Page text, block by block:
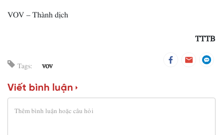
VOV – Thành dịch
TTTB
Tags: vov
Viết bình luận